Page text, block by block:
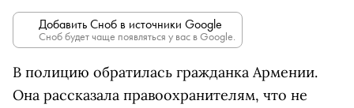
Добавить Сноб в источники Google
Сноб будет чаще появляться у вас в Google.
В полицию обратилась гражданка Армении.
Она рассказала правоохранителям, что не